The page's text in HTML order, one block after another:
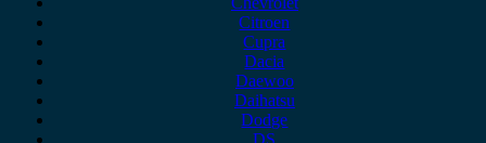
Citroen
Cupra
Dacia
Daewoo
Daihatsu
Dodge
DS